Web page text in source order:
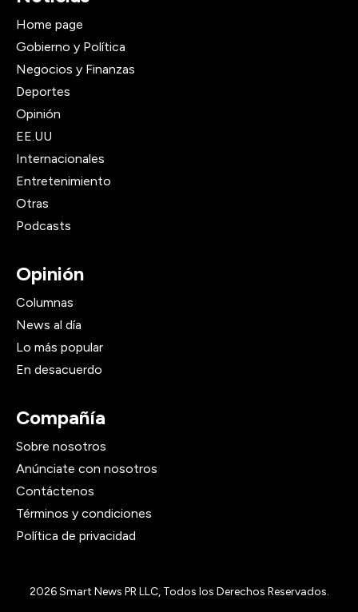
Home page
Gobierno y Política
Negocios y Finanzas
Deportes
Opinión
EE.UU
Internacionales
Entretenimiento
Otras
Podcasts
Opinión
Columnas
News al día
Lo más popular
En desacuerdo
Compañía
Sobre nosotros
Anúnciate con nosotros
Contáctenos
Términos y condiciones
Política de privacidad
2026Smart News PR LLC, Todos los Derechos Reservados.